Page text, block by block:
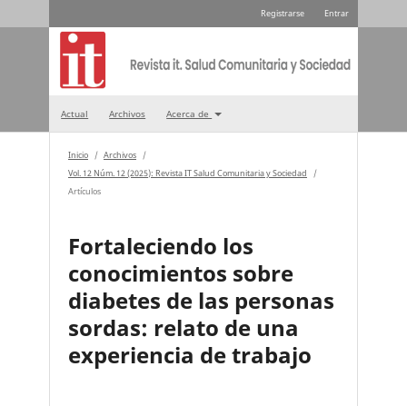
Actual Archivos Acerca de
Registrarse Entrar
Inicio / Archivos
/
Vol. 12 Núm. 12 (2025): Revista IT Salud Comunitaria y Sociedad
/
Artículos
Fortaleciendo los
conocimientos sobre
diabetes de las personas
sordas: relato de una
experiencia de trabajo